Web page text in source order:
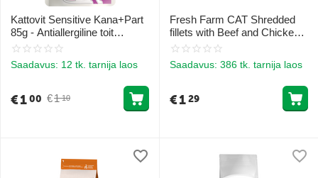
Kattovit Sensitive Kana+Part
85g - Antiallergiline toit
kassidele
Saadavus: 12 tk. tarnija laos
€1 10
€100
Fresh Farm CAT Shredded
fillets with Beef and Chicken
70gr - ribitud kana- ja
veisefilee maitsvas puljongis
Saadavus: 386 tk. tarnija laos
€129